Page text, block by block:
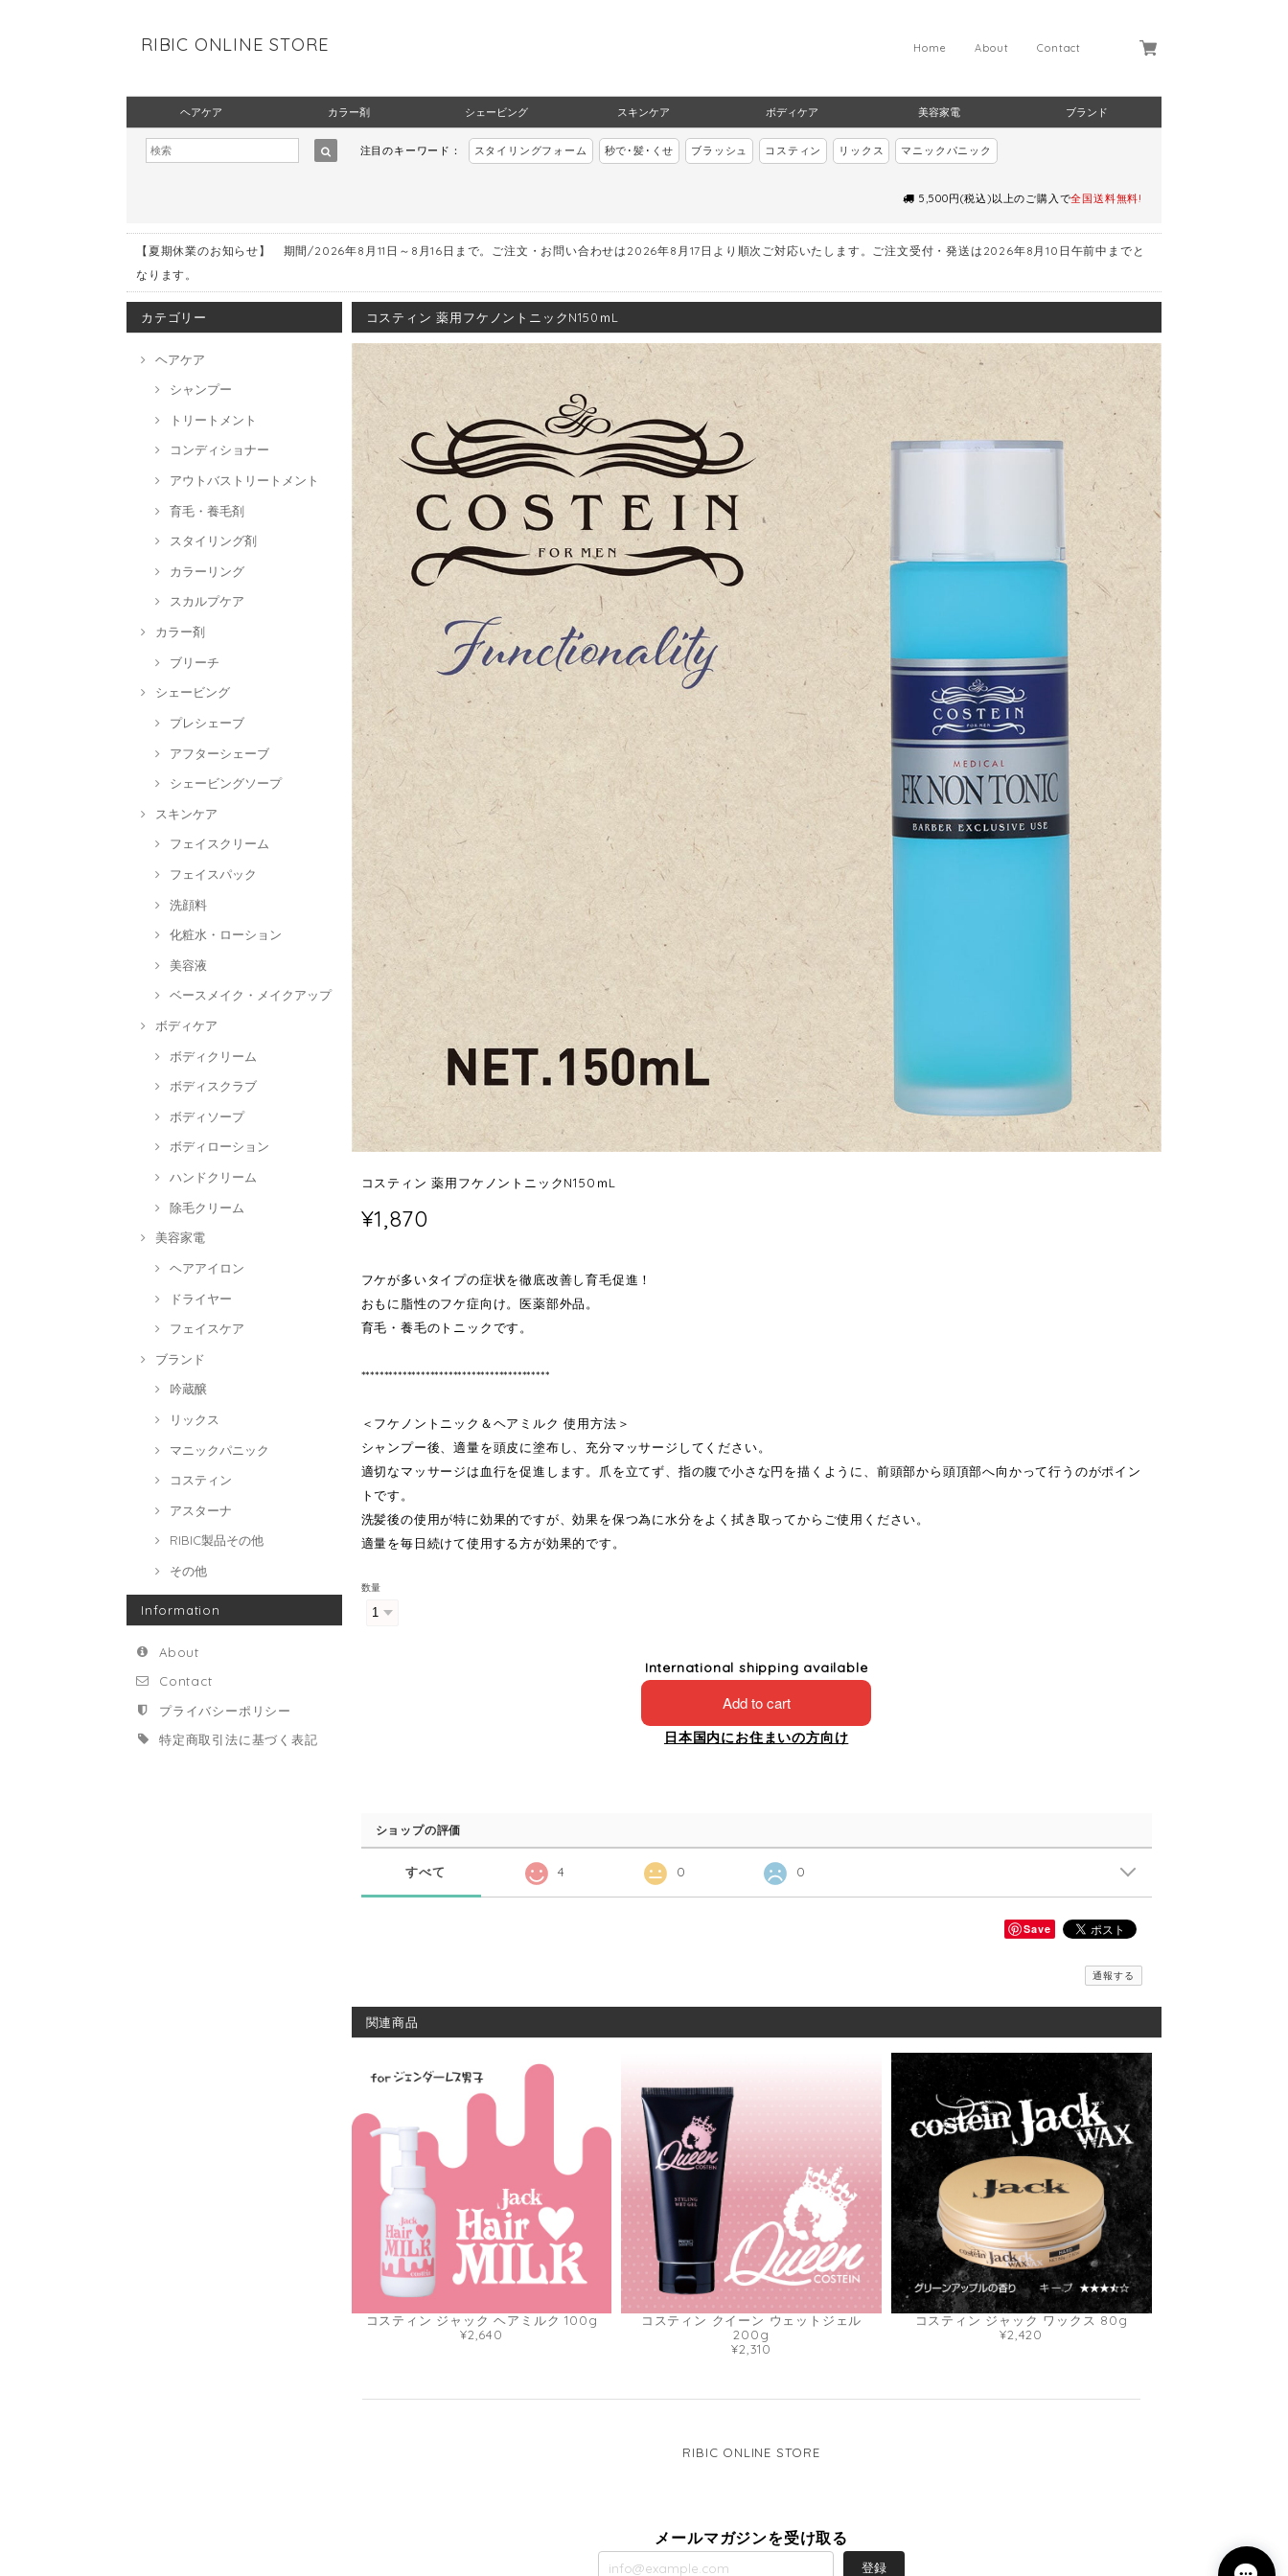
RIBIC ONLINE STORE Contact
About
Home
ヘアケア カラー剤 シェービング スキンケア ボディケア 美容家電 ブランド
注目のキーワード： スタイリングフォーム 秒で･髪･くせ ブラッシュ コスティン リックス マニックパニック
5,500円(税込)以上のご購入で全国送料無料!
【夏期休業のお知らせ】 期間/2026年8月11日～8月16日まで。ご注文・お問い合わせは2026年8月17日より順次ご対応いたします。ご注文受付・発送は2026年8月10日午前中までと
なります。
カテゴリー
ヘアケア
シャンプー
トリートメント
コンディショナー
アウトバストリートメント
育毛・養毛剤
スタイリング剤
カラーリング
スカルプケア
カラー剤
ブリーチ
シェービング
プレシェーブ
アフターシェーブ
シェービングソープ
スキンケア
フェイスクリーム
フェイスパック
洗顔料
化粧水・ローション
美容液
ベースメイク・メイクアップ
ボディケア
ボディクリーム
ボディスクラブ
ボディソープ
ボディローション
ハンドクリーム
除毛クリーム
美容家電
ヘアアイロン
ドライヤー
フェイスケア
ブランド
吟蔵醸
リックス
マニックパニック
コスティン
アスターナ
RIBIC製品その他
その他
Information
About
Contact
プライバシーポリシー
特定商取引法に基づく表記
コスティン 薬用フケノントニックN150ｍL
コスティン 薬用フケノントニックN150ｍL
¥1,870
フケが多いタイプの症状を徹底改善し育毛促進！
おもに脂性のフケ症向け。医薬部外品。
育毛・養毛のトニックです。
*****************************************
＜フケノントニック＆ヘアミルク 使用方法＞
シャンプー後、適量を頭皮に塗布し、充分マッサージしてください。
適切なマッサージは血行を促進します。爪を立てず、指の腹で小さな円を描くように、前頭部から頭頂部へ向かって行うのがポイン
トです。
洗髪後の使用が特に効果的ですが、効果を保つ為に水分をよく拭き取ってからご使用ください。
適量を毎日続けて使用する方が効果的です。
数量
International shipping available
Add to cart
日本国内にお住まいの方向け
ショップの評価
すべて 4 0 0
Save
通報する
関連商品
コスティン ジャック ヘアミルク 100g
¥2,640
コスティン クイーン ウェットジェル
200g
¥2,310
コスティン ジャック ワックス 80g
¥2,420
RIBIC ONLINE STORE
メールマガジンを受け取る
登録